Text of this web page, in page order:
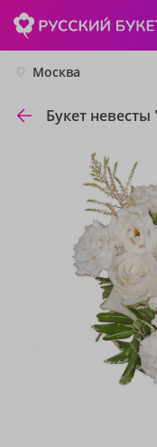
Москва
Букет